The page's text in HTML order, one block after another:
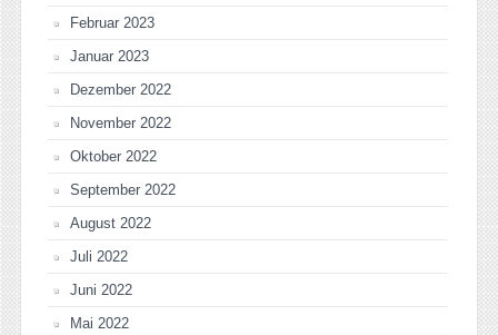
Februar 2023
Januar 2023
Dezember 2022
November 2022
Oktober 2022
September 2022
August 2022
Juli 2022
Juni 2022
Mai 2022